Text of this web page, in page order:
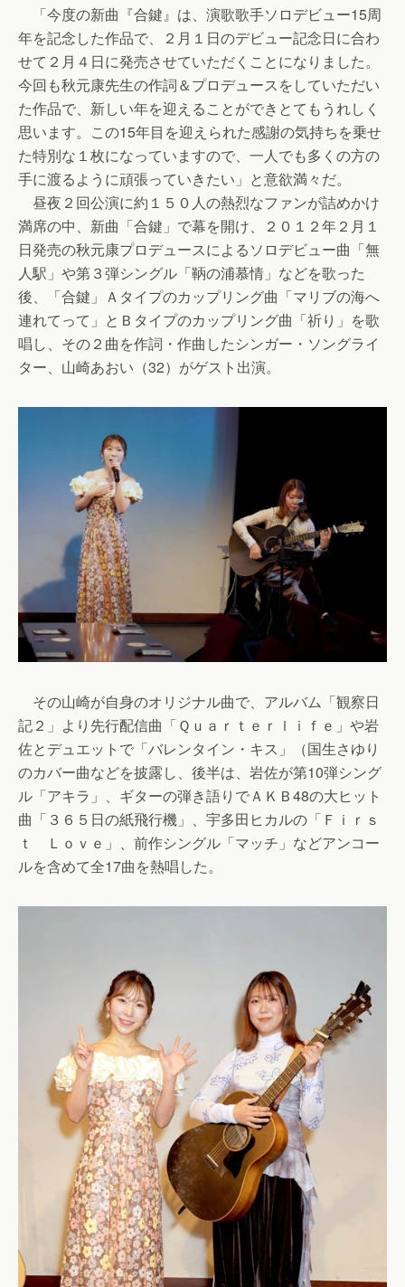
「今度の新曲『合鍵』は、演歌歌手ソロデビュー15周
年を記念した作品で、２月１日のデビュー記念日に合わ
せて２月４日に発売させていただくことになりました。
今回も秋元康先生の作詞＆プロデュースをしていただい
た作品で、新しい年を迎えることができとてもうれしく
思います。この15年目を迎えられた感謝の気持ちを乗せ
た特別な１枚になっていますので、一人でも多くの方の
手に渡るように頑張っていきたい」と意欲満々だ。
昼夜２回公演に約１５０人の熱烈なファンが詰めかけ
満席の中、新曲「合鍵」で幕を開け、２０１２年２月１
日発売の秋元康プロデュースによるソロデビュー曲「無
人駅」や第３弾シングル「鞆の浦慕情」などを歌った
後、「合鍵」Ａタイプのカップリング曲「マリブの海へ
連れてって」とＢタイプのカップリング曲「祈り」を歌
唱し、その２曲を作詞・作曲したシンガー・ソングライ
ター、山崎あおい（32）がゲスト出演。
その山崎が自身のオリジナル曲で、アルバム「観察日
記２」より先行配信曲「Ｑｕａｒｔｅｒｌｉｆｅ」や岩
佐とデュエットで「バレンタイン・キス」（国生さゆり
のカバー曲などを披露し、後半は、岩佐が第10弾シング
ル「アキラ」、ギターの弾き語りでＡＫＢ48の大ヒット
曲「３６５日の紙飛行機」、宇多田ヒカルの「Ｆｉｒｓ
ｔ Ｌｏｖｅ」、前作シングル「マッチ」などアンコー
ルを含めて全17曲を熱唱した。